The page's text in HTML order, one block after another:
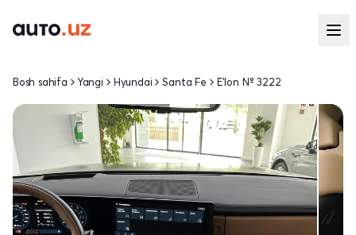
Bosh sahifa Yangi Hyundai Santa Fe E'lon № 3222